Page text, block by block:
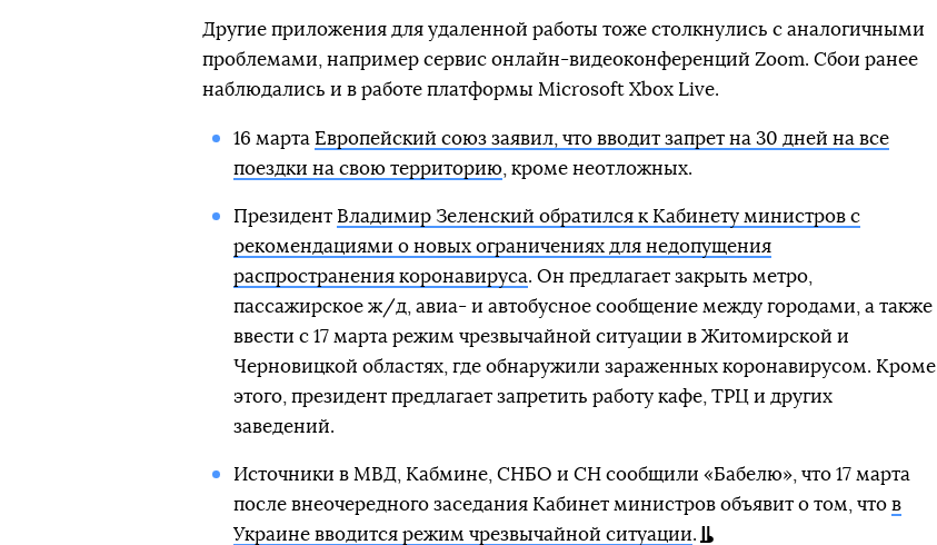
Другие приложения для удаленной работы тоже столкнулись с аналогичными
проблемами, например сервис онлайн-видеоконференций Zoom. Сбои ранее
наблюдались и в работе платформы Microsoft Xbox Live.
16 марта Европейский союз заявил, что вводит запрет на 30 дней на все
поездки на свою территорию, кроме неотложных.
Президент Владимир Зеленский обратился к Кабинету министров с
рекомендациями о новых ограничениях для недопущения
распространения коронавируса. Он предлагает закрыть метро,
пассажирское ж/д, авиа- и автобусное сообщение между городами, а также
ввести с 17 марта режим чрезвычайной ситуации в Житомирской и
Черновицкой областях, где обнаружили зараженных коронавирусом. Кроме
этого, президент предлагает запретить работу кафе, ТРЦ и других
заведений.
Источники в МВД, Кабмине, СНБО и СН сообщили «Бабелю», что 17 марта
после внеочередного заседания Кабинет министров объявит о том, что в
Украине вводится режим чрезвычайной ситуации.